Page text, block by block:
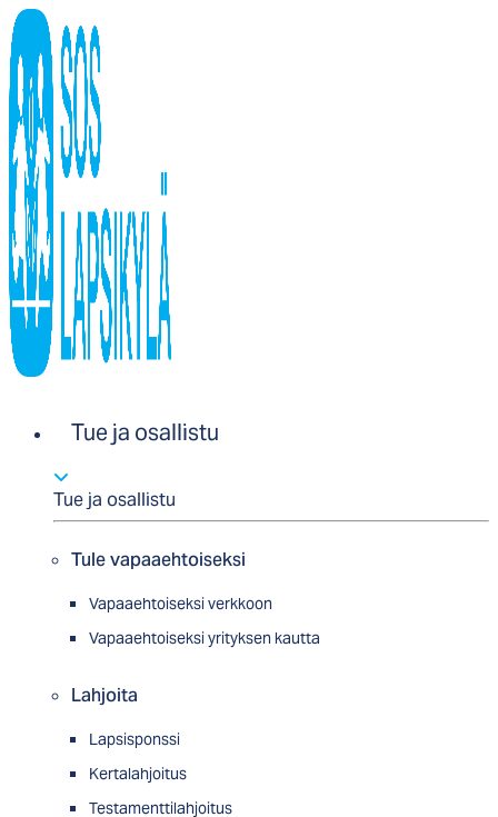
Tue ja osallistu
Tue ja osallistu
Tule vapaaehtoiseksi
Vapaaehtoiseksi verkkoon
Vapaaehtoiseksi yrityksen kautta
Lahjoita
Lapsisponssi
Kertalahjoitus
Testamenttilahjoitus